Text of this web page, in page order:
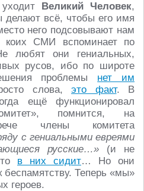
Великий Человек,
делают всё, чтобы его имя
него подсовывают нам
СМИ вспоминает по
любят они гениальных,
русов, ибо по широте
проблемы нет им
слова, это факт. В
ещё функционировал
помнится, на
члены комитета
с гениальными евреями
русские…» (и не
в них сидит… Но они
беспамятству. Теперь «мы»
героев.